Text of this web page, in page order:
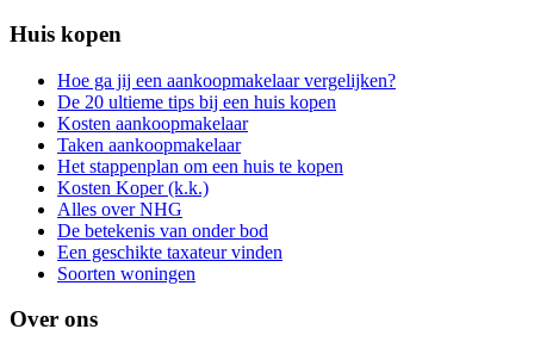
Huis kopen
Hoe ga jij een aankoopmakelaar vergelijken?
De 20 ultieme tips bij een huis kopen
Kosten aankoopmakelaar
Taken aankoopmakelaar
Het stappenplan om een huis te kopen
Kosten Koper (k.k.)
Alles over NHG
De betekenis van onder bod
Een geschikte taxateur vinden
Soorten woningen
Over ons